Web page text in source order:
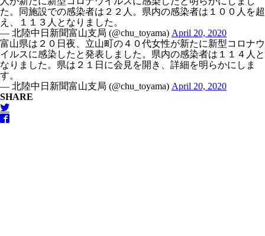
た。同施設での感染者は２２人。県内の感染者は１００人を超
え、１１３人となりました。
— 北陸中日新聞富山支局 (@chu_toyama) April 20, 2020
富山県は２０日夜、立山町の４０代女性が新たに新型コロナウ
イルスに感染したと発表しました。県内の感染者は１１４人と
なりました。県は２１日に会見を開き、詳細を明らかにしま
す。
— 北陸中日新聞富山支局 (@chu_toyama) April 20, 2020
SHARE